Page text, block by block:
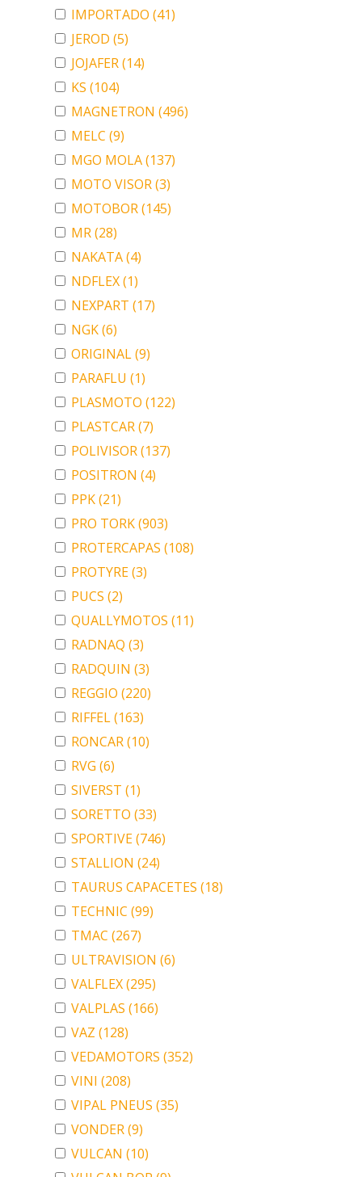
IMPORTADO (41)
JEROD (5)
JOJAFER(14)
KS (104)
MAGNETRON (496)
MELC (9)
MGO MOLA(137)
MOTO VISOR(3)
MOTOBOR(145)
MR(28)
NAKATA(4)
NDFLEX(1)
NEXPART (17)
NGK(6)
ORIGINAL(9)
PARAFLU (1)
PLASMOTO (122)
PLASTCAR(7)
POLIVISOR(137)
POSITRON (4)
PPK(21)
PRO TORK(903)
PROTERCAPAS (108)
PROTYRE(3)
PUCS (2)
QUALLYMOTOS (11)
RADNAQ (3)
RADQUIN (3)
REGGIO (220)
RIFFEL(163)
RONCAR(10)
RVG (6)
SIVERST (1)
SORETTO (33)
SPORTIVE(746)
STALLION (24)
TAURUS CAPACETES (18)
TECHNIC (99)
TMAC (267)
ULTRAVISION (6)
VALFLEX(295)
VALPLAS (166)
VAZ (128)
VEDAMOTORS (352)
VINI (208)
VIPAL PNEUS (35)
VONDER(9)
VULCAN (10)